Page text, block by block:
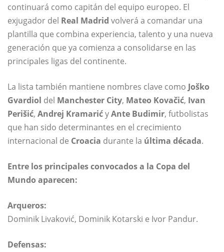
continuará como capitán del equipo europeo. El
exjugador del Real Madrid volverá a comandar una
plantilla que combina experiencia, talento y una nueva
generación que ya comienza a consolidarse en las
principales ligas del continente.
La lista también mantiene nombres clave como Joško
Gvardiol del Manchester City, Mateo Kovačić, Ivan
Perišić, Andrej KramarićyAnte Budimir, futbolistas
que han sido determinantes en el crecimiento
internacional de Croacia durante la última década.
Entre los principales convocados a la Copa del
Mundo aparecen:
Arqueros:
Dominik Livaković, Dominik Kotarski e Ivor Pandur.
Defensas: